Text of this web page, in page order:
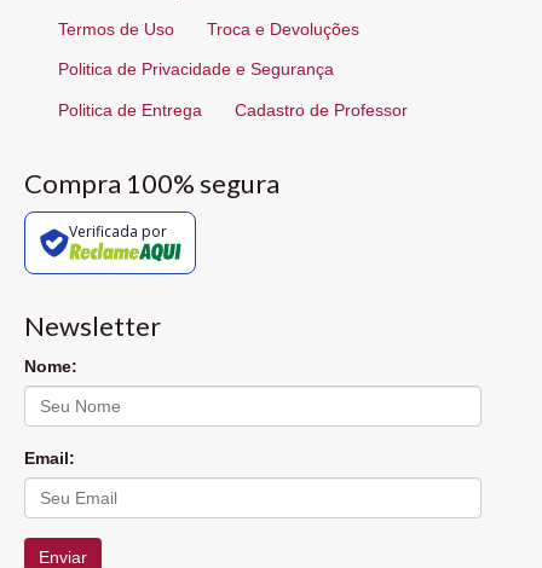
Termos de Uso Troca e Devoluções
Politica de Privacidade e Segurança
Politica de Entrega Cadastro de Professor
Compra 100% segura
Verificada por
Newsletter
Nome:
Email:
Enviar